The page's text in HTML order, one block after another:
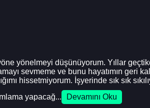
yönelmeyi düşünüyorum. Yıllar
sevmeme ve bunu hayatımın geri
hissetmiyorum. İşyerinde sık sık
yapacağ...
Devamını Oku